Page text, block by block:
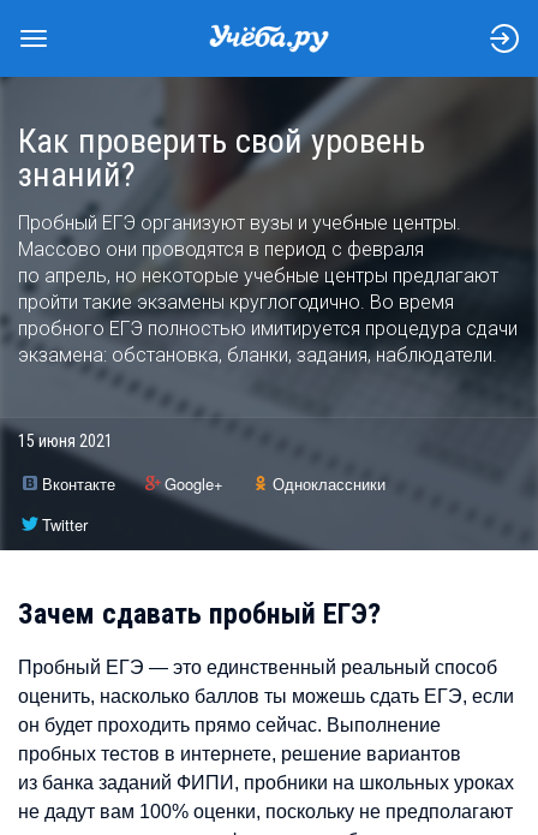
Как проверить свой уровень
знаний?
Пробный ЕГЭ организуют вузы и учебные центры.
Массово они проводятся в период с февраля
по апрель, но некоторые учебные центры предлагают
пройти такие экзамены круглогодично. Во время
пробного ЕГЭ полностью имитируется процедура сдачи
экзамена: обстановка, бланки, задания, наблюдатели.
15 июня 2021
Вконтакте Google+
Одноклассники
Twitter
Зачем сдавать пробный ЕГЭ?
Пробный ЕГЭ — это единственный реальный способ
оценить, насколько баллов ты можешь сдать ЕГЭ, если
он будет проходить прямо сейчас. Выполнение
пробных тестов в интернете, решение вариантов
из банка заданий ФИПИ, пробники на школьных уроках
не дадут вам 100% оценки, поскольку не предполагают